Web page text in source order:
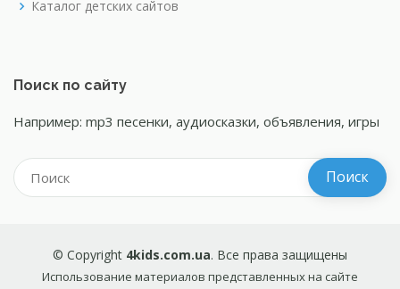
Каталог детских сайтов
Поиск по сайту
Например: mp3 песенки, аудиосказки, объявления, игры
© Copyright 4kids.com.ua. Все права защищены
Использование материалов представленных на сайте